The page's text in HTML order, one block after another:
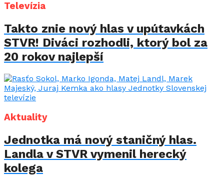
Televízia
Takto znie nový hlas v upútavkách
STVR! Diváci rozhodli, ktorý bol za
20 rokov najlepší
Aktuality
Jednotka má nový staničný hlas.
Landla v STVR vymenil herecký
kolega